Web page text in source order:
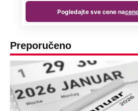
Preporučeno